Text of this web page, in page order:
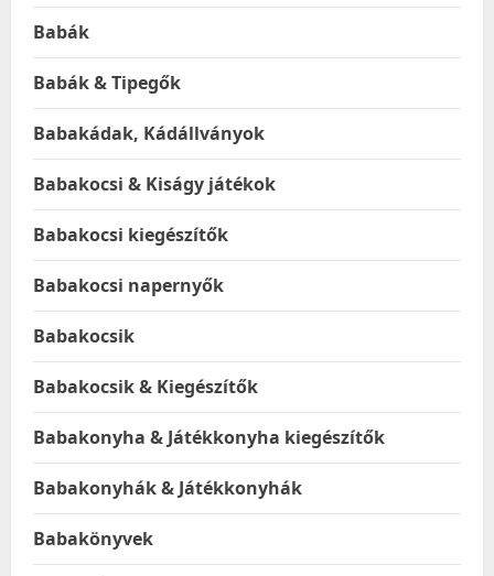
Babák
Babák & Tipegők
Babakádak, Kádállványok
Babakocsi & Kiságy játékok
Babakocsi kiegészítők
Babakocsi napernyők
Babakocsik
Babakocsik & Kiegészítők
Babakonyha & Játékkonyha kiegészítők
Babakonyhák & Játékkonyhák
Babakönyvek